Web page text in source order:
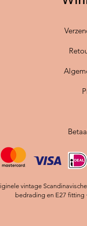
vintage
bedrading en E27 fitting